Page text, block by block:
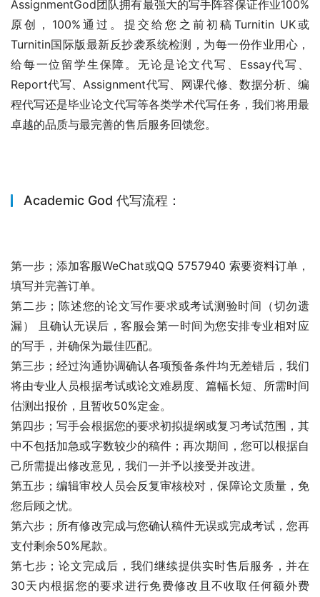
AssignmentGod团队拥有最强大的写手阵容保证作业100%
原创，100%通过。提交给您之前初稿Turnitin UK或
Turnitin国际版最新反抄袭系统检测，为每一份作业用心，
给每一位留学生保障。无论是论文代写、Essay代写、
Report代写、Assignment代写、网课代修、数据分析、编
程代写还是毕业论文代写等各类学术代写任务，我们将用最
卓越的品质与最完善的售后服务回馈您。
Academic God 代写流程：
第一步；添加客服WeChat或QQ 5757940 索要资料订单，
填写并完善订单。
第二步；陈述您的论文写作要求或考试测验时间（切勿遗
漏） 且确认无误后，客服会第一时间为您安排专业相对应
的写手，并确保为最佳匹配。
第三步；经过沟通协调确认各项预备条件均无差错后，我们
将由专业人员根据考试或论文难易度、篇幅长短、所需时间
估测出报价，且暂收50%定金。
第四步；写手会根据您的要求初拟提纲或复习考试范围，其
中不包括加急或字数较少的稿件；再次期间，您可以根据自
己所需提出修改意见，我们一并予以接受并改进。
第五步；编辑审校人员会反复审核校对，保障论文质量，免
您后顾之忧。
第六步；所有修改完成与您确认稿件无误或完成考试，您再
支付剩余50%尾款。
第七步；论文完成后，我们继续提供实时售后服务，并在
30天内根据您的要求进行免费修改且不收取任何额外费